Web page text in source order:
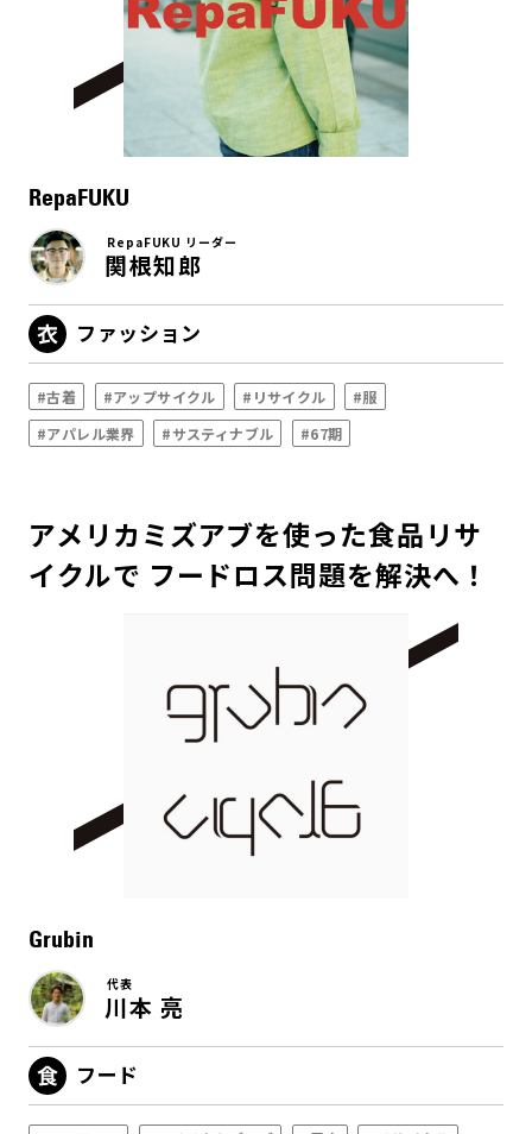
RepaFUKU
RepaFUKU リーダー
関根知郎
ファッション
#古着 #アップサイクル #リサイクル
#服
#アパレル業界
#サスティナブル #67期
アメリカミズアブを使った食品リサ
イクルで フードロス問題を解決へ！
Grubin
代表
川本 亮
フード